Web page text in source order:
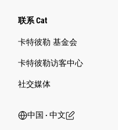
联系 Cat
卡特彼勒 基金会
卡特彼勒访客中心
社交媒体
中国 ‧ 中文